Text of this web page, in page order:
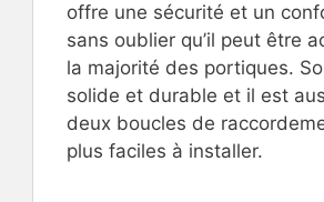
offre une sécurité et un
sans oublier qu’il peut être
la majorité des portiques.
solide et durable et il est
deux boucles de
plus faciles à installer.